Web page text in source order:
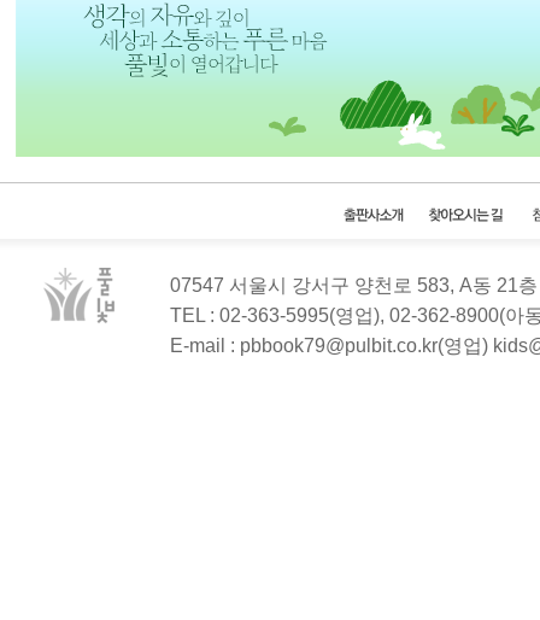
07547 서울시 강서구 양천로 583, A동 21
TEL : 02-363-5995(영업), 02-362-8900(아
E-mail : pbbook79@pulbit.co.kr(영업)